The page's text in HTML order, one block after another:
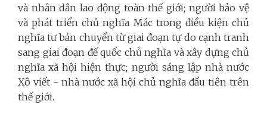
và nhân dân lao động toàn thế giới; người bảo vệ
và phát triển chủ nghĩa Mác trong điều kiện chủ
nghĩa tư bản chuyển từ giai đoạn tự do cạnh tranh
sang giai đoạn đế quốc chủ nghĩa và xây dựng chủ
nghĩa xã hội hiện thực; người sáng lập nhà nước
Xô viết - nhà nước xã hội chủ nghĩa đầu tiên trên
thế giới.